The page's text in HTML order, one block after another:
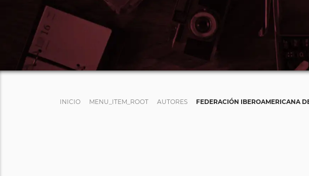
INICIO MENU_ITEM_ROOT AUTORES FEDERACIÓN IBEROAMERICANA